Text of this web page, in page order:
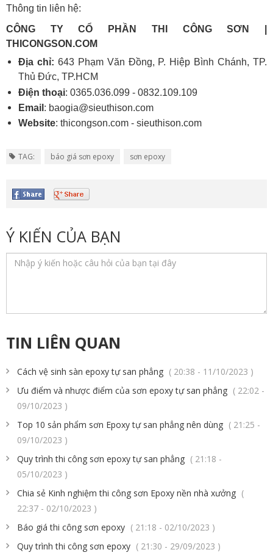
Thông tin liên hệ:
CÔNG TY CỔ PHẦN THI CÔNG SƠN |
THICONGSON.COM
Địa chỉ: 643 Phạm Văn Đồng, P. Hiệp Bình Chánh, TP.
Thủ Đức, TP.HCM
Điện thoại: 0365.036.099 - 0832.109.109
Email : baogia@sieuthison.com
Website: thicongson.com - sieuthison.com
TAG: báo giá sơn epoxy sơn epoxy
Ý KIẾN CỦA BẠN
TIN LIÊN QUAN
Cách vệ sinh sàn epoxy tự san phẳng ( 20:38 - 11/10/2023 )
Ưu điểm và nhược điểm của sơn epoxy tự san phẳng ( 22:02 -
09/10/2023 )
Top 10 sản phẩm sơn Epoxy tự san phẳng nên dùng ( 21:25 -
09/10/2023 )
Quy trình thi công sơn epoxy tự san phẳng ( 21:18 -
05/10/2023 )
Chia sẻ Kinh nghiệm thi công sơn Epoxy nền nhà xưởng (
22:37 - 02/10/2023 )
Báo giá thi công sơn epoxy ( 21:18 - 02/10/2023 )
Quy trình thi công sơn epoxy ( 21:30 - 29/09/2023 )